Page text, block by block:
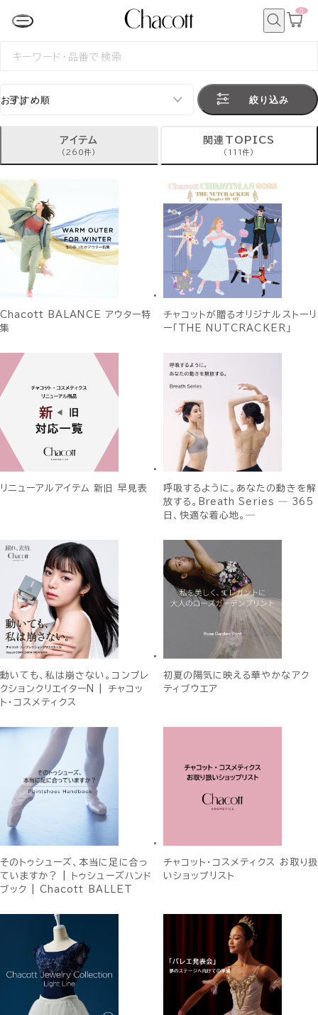
カ
0
検
絞り込み
アイテム
(260件)
関連TOPICS
(111件)
Chacott BALANCE アウター特
集
チャコットが贈るオリジナルストーリ
ー「THE NUTCRACKER」
リニューアルアイテム 新旧 早見表
呼吸するように。あなたの動きを解
放する。Breath Series ― 365
日、快適な着心地。―
動いても、私は崩さない。コンプレ
クションクリエイターN | チャコッ
ト・コスメティクス
初夏の陽気に映える華やかなアク
ティブウエア
そのトゥシューズ、本当に足に合っ
ていますか？ | トゥシューズハンド
ブック | Chacott BALLET
チャコット・コスメティクス お取り扱
いショップリスト